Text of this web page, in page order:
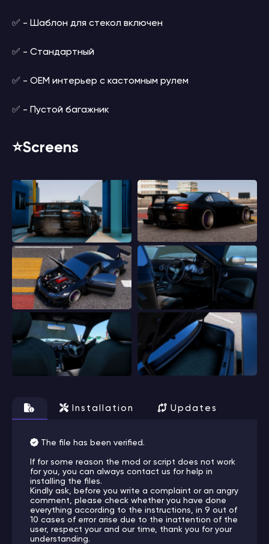
✅ - Шаблон для стекол включен
✅ - Стандартный
✅ - OEM интерьер с кастомным рулем
✅ - Пустой багажник
⭐️Screens
Installation Updates
The file has been verified.
If for some reason the mod or script does not work
for you, you can always contact us for help in
installing the files.
Kindly ask, before you write a complaint or an angry
comment, please check whether you have done
everything according to the instructions, in 9 out of
10 cases of error arise due to the inattention of the
user, respect your and our time, thank you for your
understanding.